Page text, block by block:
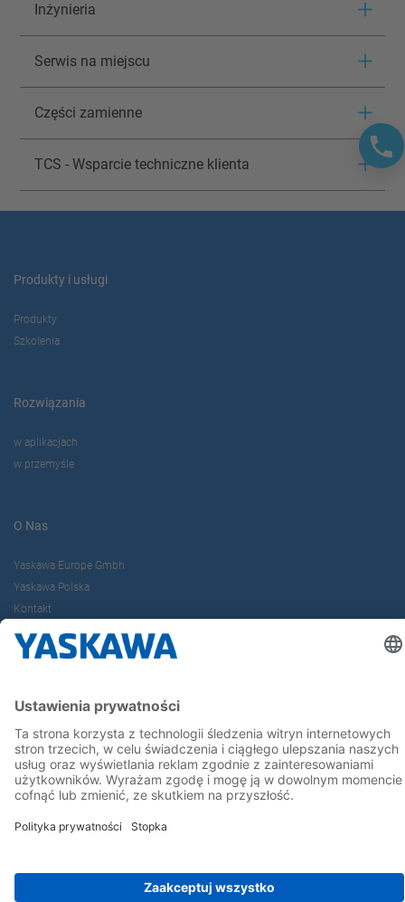
Inżynieria
Serwis na miejscu
Części zamienne
TCS - Wsparcie techniczne klienta
Produkty i usługi
Produkty
Szkolenia
Rozwiązania
w aplikacjach
w przemyśle
O Nas
Yaskawa Europe Gmbh
Yaskawa Polska
Kontakt
Kariera
Bądź z nami na bieżąco
Strona główna
Ogólne warunki dostaw i płatności
Polityka prywatności Cookie Choices